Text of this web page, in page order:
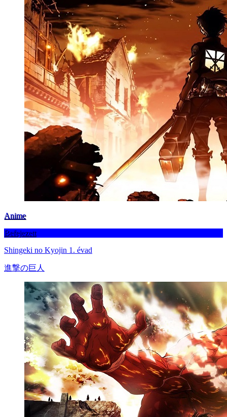
Anime
Befejezett
Shingeki no Kyojin 1. évad
進撃の巨人